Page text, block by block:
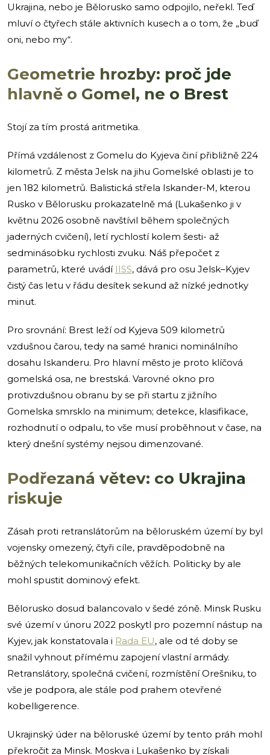
Ukrajina, nebo je Bělorusko samo odpojilo, neřekl. Teď
mluví o čtyřech stále aktivních kusech a o tom, že „buď
oni, nebo my“.
Geometrie hrozby: proč jde
hlavně o Gomel, ne o Brest
Stojí za tím prostá aritmetika.
Přímá vzdálenost z Gomelu do Kyjeva činí přibližně 224
kilometrů. Z města Jelsk na jihu Gomelské oblasti je to
jen 182 kilometrů. Balistická střela Iskander-M, kterou
Rusko v Bělorusku prokazatelně má (Lukašenko ji v
květnu 2026 osobně navštívil během společných
jaderných cvičení), letí rychlostí kolem šesti- až
sedminásobku rychlosti zvuku. Náš přepočet z
parametrů, které uvádí IISS, dává pro osu Jelsk–Kyjev
čistý čas letu v řádu desítek sekund až nízké jednotky
minut.
Pro srovnání: Brest leží od Kyjeva 509 kilometrů
vzdušnou čarou, tedy na samé hranici nominálního
dosahu Iskanderu. Pro hlavní město je proto klíčová
gomelská osa, ne brestská. Varovné okno pro
protivzdušnou obranu by se při startu z jižního
Gomelska smrsklo na minimum; detekce, klasifikace,
rozhodnutí o odpalu, to vše musí proběhnout v čase, na
který dnešní systémy nejsou dimenzované.
Podřezaná větev: co Ukrajina
riskuje
Zásah proti retranslátorům na běloruském území by byl
vojensky omezený, čtyři cíle, pravděpodobně na
běžných telekomunikačních věžích. Politicky by ale
mohl spustit dominový efekt.
Bělorusko dosud balancovalo v šedé zóně. Minsk Rusku
své území v únoru 2022 poskytl pro pozemní nástup na
Kyjev, jak konstatovala i Rada EU, ale od té doby se
snažil vyhnout přímému zapojení vlastní armády.
Retranslátory, společná cvičení, rozmístění Orešniku, to
vše je podpora, ale stále pod prahem otevřené
kobelligerence.
Ukrajinský úder na běloruské území by tento práh mohl
překročit za Minsk. Moskva i Lukašenko by získali